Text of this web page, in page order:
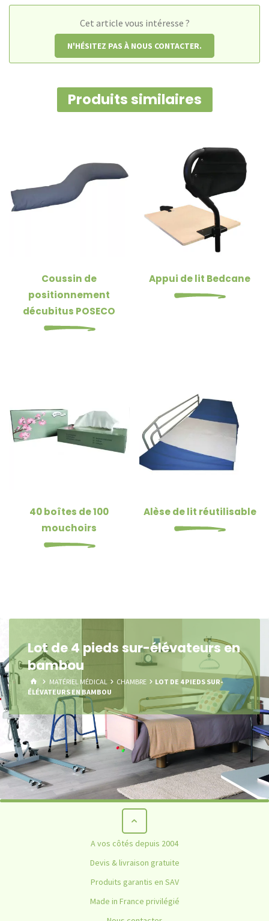
élévateurs
en
bambou
Cet article vous intéresse ?
N'HÉSITEZ PAS À NOUS CONTACTER.
Produits similaires
Coussin de
positionnement
décubitus POSECO
Appui de lit Bedcane
40 boîtes de 100
mouchoirs
Alèse de lit réutilisable
Lot de 4 pieds sur-élévateurs en
bambou
HOMEMATÉRIEL MÉDICAL CHAMBRE
LOT DE 4 PIEDS SUR-
ÉLÉVATEURS EN BAMBOU
A vos côtés depuis 2004
Devis & livraison gratuite
Produits garantis en SAV
Made in France privilégié